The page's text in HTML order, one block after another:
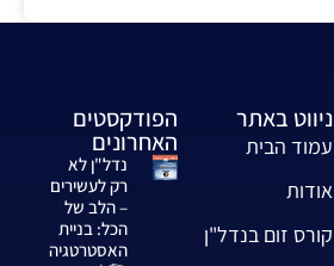
ניווט באתר
עמוד הבית
אודות
קורס זום בנדל"ן
הפודקסטים
האחרונים
נדל"ן לא
רק לעשירים
– הלב של
הכל: בניית
האסטרטגיה